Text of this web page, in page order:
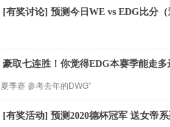
[有奖讨论] 预测今日WE vs EDG比分（
豪取七连胜！你觉得EDG本赛季能走多
季赛 参考去年的DWG”
[有奖活动] 预测2020德杯冠军 送女帝